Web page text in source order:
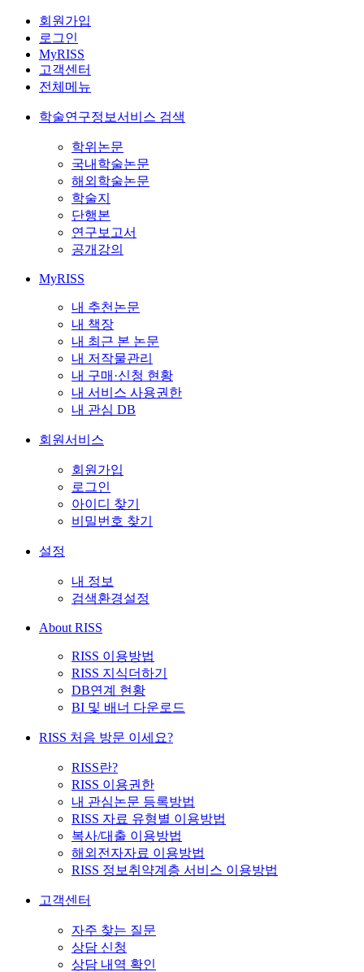
회원가입
로그인
MyRISS
고객센터
전체메뉴
학술연구정보서비스 검색
학위논문
국내학술논문
해외학술논문
학술지
단행본
연구보고서
공개강의
MyRISS
내 추천논문
내 책장
내 최근 본 논문
내 저작물관리
내 구매·신청 현황
내 서비스 사용권한
내 관심 DB
회원서비스
회원가입
로그인
아이디 찾기
비밀번호 찾기
설정
내 정보
검색환경설정
About RISS
RISS 이용방법
RISS 지식더하기
DB연계 현황
BI 및 배너 다운로드
RISS 처음 방문 이세요?
RISS란?
RISS 이용권한
내 관심논문 등록방법
RISS 자료 유형별 이용방법
복사/대출 이용방법
해외전자자료 이용방법
RISS 정보취약계층 서비스 이용방법
고객센터
자주 찾는 질문
상담 신청
상담 내역 확인